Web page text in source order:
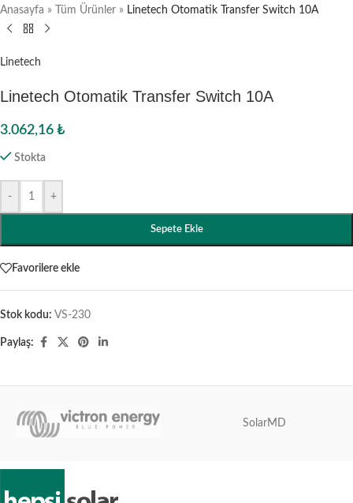
Anasayfa » Tüm Ürünler » Linetech Otomatik Transfer Switch 10A
Linetech
Linetech Otomatik Transfer Switch 10A
3.062,16 ₺
Stokta
- +
Sepete Ekle
Favorilere ekle
Stok kodu: VS-230
Paylaş:
SolarMD